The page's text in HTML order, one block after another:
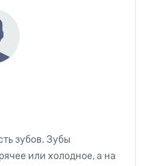
зубов. Зубы
или холодное, а на